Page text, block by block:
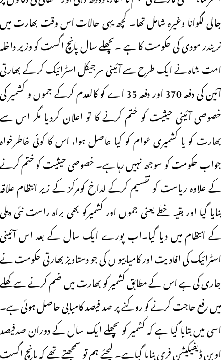
جالی لگوانا وغیرہ شامل تھا۔ کچھ یہی حالات اس وقت بھارت میں
نریندر مودی کی حکومت کا ہے ۔پچھلے سال پانچ اگست کو وزیر داخلہ
امت شاہ نے ایک طرح سے آئینی سرجیکل اسٹرائیک کر کے بھارتی
آئین کی دفعہ 370 اور دفعہ 35 اے کو کالعدم کرکے جموں و کشمیر کی
خصوصی آئینی حیثیت کو ختم کرنے کا تو اعلان کردیا مگر اس سے
بھارت کو یا کشمیری عوام کو کیا حاصل ہوا، اس کا کوئی خاطرخواہ
جواب حکومت کو سوجھ نہیں رہا ہے۔ خصوصی حیثیت کو ختم کرنے
کے علاوہ ریاست کو تقسیم کرکے لداخ کومرکز کے زیر انتظام علاقہ
بنایا گیا اور بقیہ خطے یعنی جموں اور کشمیرکو بھی براہ راست نئی دہلی
کے انتظام میں دیا گیا۔اب پورے ایک سال کے بعد اس آئینی
اسٹرائیک کی افادیت اور کامیابیو ں کی جو دستاویز بھارتی حکومت نے
جاری کی ہے اس کے مطابق کشمیر کو بھارت میں ضم کرنے سے کھلے
میں رفع حاجت کرنے کو روکنے پر صد فیصد کامیابی حاصل ہوئی ہے۔
اسی میں بتایا گیا ہے کہ کشمیر کو پچھلے ایک سال کے دوران صدفیصد
اوپن ڈیفیکیشن فری بنایا گیاہے۔ لیجئے ہم تو سمجھتے تھے کہ پانچ اگست